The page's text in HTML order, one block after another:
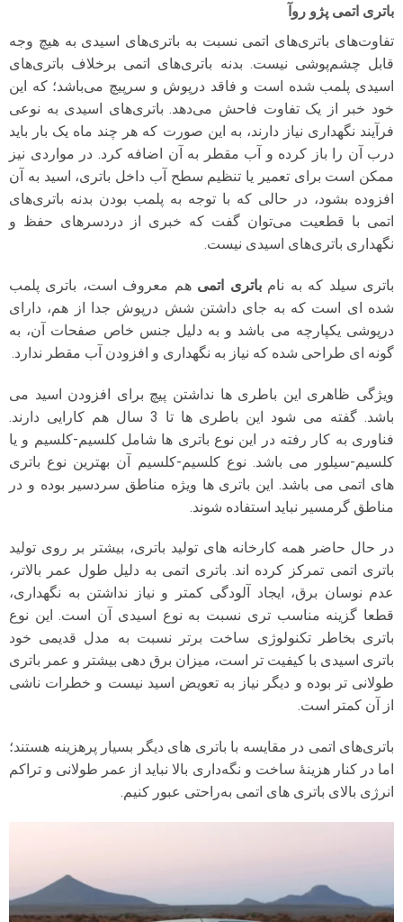
باتری اتمی پژو روآ
تفاوت‌های باتری‌های اتمی نسبت به باتری‌های اسیدی به هیچ وجه
قابل چشم‌پوشی نیست. بدنه باتری‌های اتمی برخلاف باتری‌های
اسیدی پلمب شده است و فاقد درپوش و سرپیچ می‌باشد؛ که این
خود خبر از یک تفاوت فاحش می‌دهد. باتری‌های اسیدی به نوعی
فرآیند نگهداری نیاز دارند، به این صورت که هر چند ماه یک بار باید
درب آن را باز کرده و آب مقطر به آن اضافه کرد. در مواردی نیز
ممکن است برای تعمیر یا تنظیم سطح آب داخل باتری، اسید به آن
افزوده بشود، در حالی که با توجه به پلمب بودن بدنه باتری‌های
اتمی با قطعیت می‌توان گفت که خبری از دردسرهای حفظ و
نگهداری باتری‌های اسیدی نیست.
باتری سیلد که به نامباتری اتمی هم معروف است، باتری پلمب
شده ای است که به جای داشتن شش درپوش جدا از هم، دارای
درپوشی یکپارچه می باشد و به دلیل جنس خاص صفحات آن، به
گونه ای طراحی شده که نیاز به نگهداری و افزودن آب مقطر ندارد.
ویژگی ظاهری این باطری ها نداشتن پیچ برای افزودن اسید می
باشد. گفته می شود این باطری ها تا 3 سال هم کارایی دارند.
فناوری به کار رفته در این نوع باتری ها شامل کلسیم-کلسیم و یا
کلسیم-سیلور می باشد. نوع کلسیم-کلسیم آن بهترین نوع باتری
های اتمی می باشد. این باتری ها ویژه مناطق سردسیر بوده و در
مناطق گرمسیر نباید استفاده شوند.
در حال حاضر همه کارخانه های تولید باتری، بیشتر بر روی تولید
باتری اتمی تمرکز کرده اند. باتری اتمی به دلیل طول عمر بالاتر،
عدم نوسان برق، ایجاد آلودگی کمتر و نیاز نداشتن به نگهداری،
قطعا گزینه مناسب تری نسبت به نوع اسیدی آن است. این نوع
باتری بخاطر تکنولوژی ساخت برتر نسبت به مدل قدیمی خود
باتری اسیدی با کیفیت تر است، میزان برق دهی بیشتر و عمر باتری
طولانی تر بوده و دیگر نیاز به تعویض اسید نیست و خطرات ناشی
از آن کمتر است.
باتری‌های اتمی در مقایسه با باتری‌ های دیگر بسیار پرهزینه هستند؛
اما در کنار هزینهٔ ساخت و نگه‌داری بالا نباید از عمر طولانی و تراکم
انرژی بالای باتری‌ های اتمی به‌راحتی عبور کنیم.